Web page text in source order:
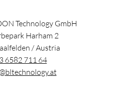
Technology GmbH
Harham 2
/Austria
6582 711 64